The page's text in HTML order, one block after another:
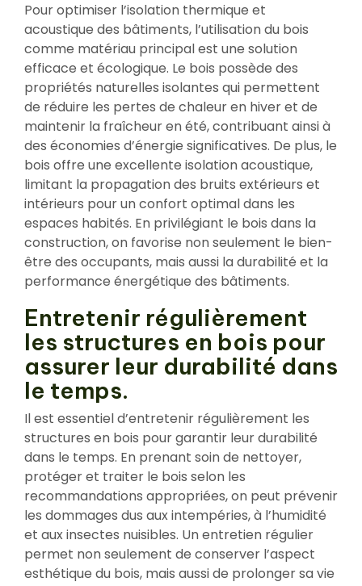
Pour optimiser l’isolation thermique et
acoustique des bâtiments, l’utilisation du bois
comme matériau principal est une solution
efficace et écologique. Le bois possède des
propriétés naturelles isolantes qui permettent
de réduire les pertes de chaleur en hiver et de
maintenir la fraîcheur en été, contribuant ainsi à
des économies d’énergie significatives. De plus, le
bois offre une excellente isolation acoustique,
limitant la propagation des bruits extérieurs et
intérieurs pour un confort optimal dans les
espaces habités. En privilégiant le bois dans la
construction, on favorise non seulement le bien-
être des occupants, mais aussi la durabilité et la
performance énergétique des bâtiments.
Entretenir régulièrement
les structures en bois pour
assurer leur durabilité dans
le temps.
Il est essentiel d’entretenir régulièrement les
structures en bois pour garantir leur durabilité
dans le temps. En prenant soin de nettoyer,
protéger et traiter le bois selon les
recommandations appropriées, on peut prévenir
les dommages dus aux intempéries, à l’humidité
et aux insectes nuisibles. Un entretien régulier
permet non seulement de conserver l’aspect
esthétique du bois, mais aussi de prolonger sa vie